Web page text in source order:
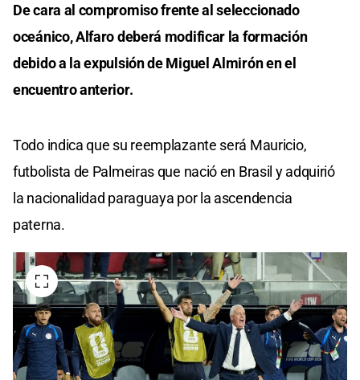
De cara al compromiso frente al seleccionado
oceánico, Alfaro deberá modificar la formación
debido a la expulsión de Miguel Almirón en el
encuentro anterior.
Todo indica que su reemplazante será Mauricio,
futbolista de Palmeiras que nació en Brasil y adquirió
la nacionalidad paraguaya por la ascendencia
paterna.